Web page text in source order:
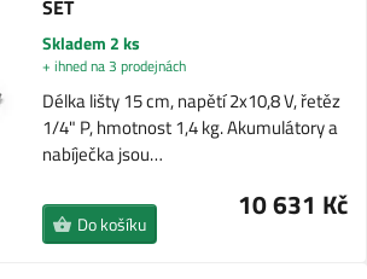
SET
Skladem 2 ks
+ ihned na 3 prodejnách
Délka lišty 15 cm, napětí 2x10,8 V, řetěz
1/4" P, hmotnost 1,4 kg. Akumulátory a
nabíječka jsou…
10 631 Kč
Do košíku